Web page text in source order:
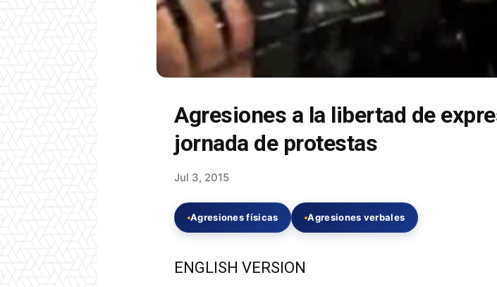
Agresiones a la libertad de
jornada de protestas
Jul 3, 2015
Agresiones físicas Agresiones verbales
ENGLISH VERSION